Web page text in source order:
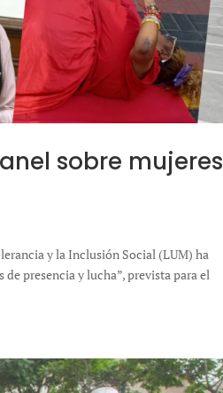
sobre mujeres
y la Inclusión Social (LUM) ha
presencia y lucha”, prevista para el